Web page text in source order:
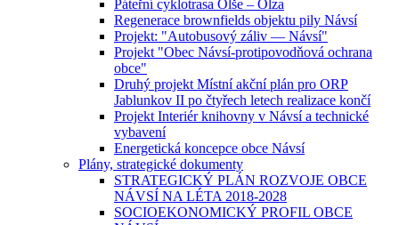
Páteřní cyklotrasa Olše – Olza
Regenerace brownfields objektu pily Návsí
Projekt: "Autobusový záliv — Návsí"
Projekt "Obec Návsí-protipovodňová ochrana
obce"
Druhý projekt Místní akční plán pro ORP
Jablunkov II po čtyřech letech realizace končí
Projekt Interiér knihovny v Návsí a technické
vybavení
Energetická koncepce obce Návsí
Plány, strategické dokumenty
STRATEGICKÝ PLÁN ROZVOJE OBCE
NÁVSÍ NA LÉTA 2018-2028
SOCIOEKONOMICKÝ PROFIL OBCE